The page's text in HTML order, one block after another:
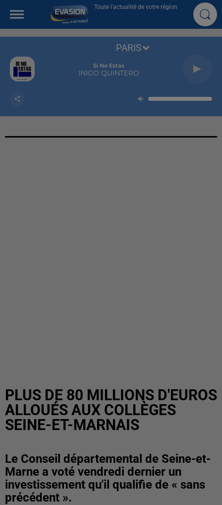
Toute l'actualité de votre région
Si No Estas
INIGO QUINTERO
PARIS
PLUS DE 80 MILLIONS D'EUROS
ALLOUÉS AUX COLLÈGES
SEINE-ET-MARNAIS
Le Conseil départemental de Seine-et-
Marne a voté vendredi dernier un
investissement qu'il qualifie de « sans
précédent ».